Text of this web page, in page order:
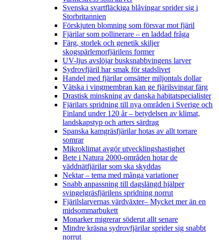
Svenska svartfläckiga blåvingar sprider sig i
Storbritannien
Förskjuten blomning som försvar mot fjäril
Fjärilar som pollinerare – en laddad fråga
Färg, storlek och genetik skiljer
skogspärlemorfjärilens former
UV-ljus avslöjar busksnabbvingens larver
Sydrovfjäril har smak för stadslivet
Handel med fjärilar omsätter miljontals dollar
Vätska i vingmembran kan ge fjärilsvingar färg
Drastisk minskning av danska habitatspecialister
Fjärilars spridning till nya områden i Sverige och
Finland under 120 år– betydelsen av klimat,
landskapstyp och arters särdrag
Spanska kamgräsfjärilar hotas av allt torrare
somrar
Mikroklimat avgör utvecklingshastighet
Bete i Natura 2000-områden hotar de
väddnätfjärilar som ska skyddas
Nektar – tema med många variationer
Snabb anpassning till dagslängd hjälper
svingelgräsfjärilens spridning norrut
Fjärilslarvernas värdväxter– Mycket mer än en
midsommarbukett
Monarker migrerar söderut allt senare
Mindre kräsna sydrovfjärilar sprider sig snabbt
norrut